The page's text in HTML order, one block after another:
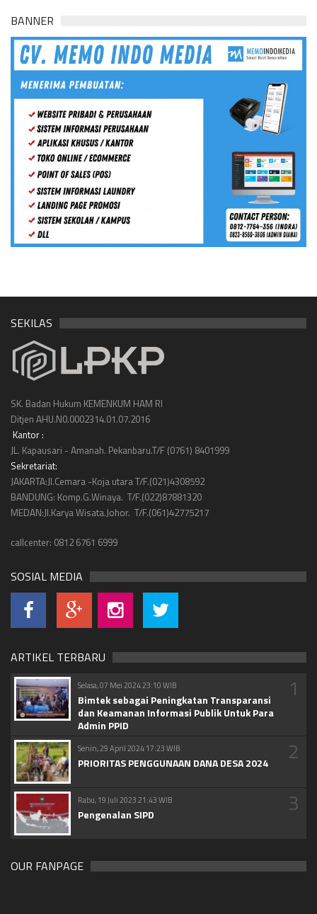
BANNER
SEKILAS
SK. Badan Hukum KEMENKUM HAM RI
Ditjen AHU.N0.0002314.01.07.2016
Kantor :
JL. Kapausari - Amanah. Pekanbaru.T/F (0761) 8401999
Sekretariat:
JAKARTA:Jl.Cemara -Koja utara T/F.(021)4308592
BANDUNG: Komp.G.Winaya. T/F.(022)87881320
MEDAN:Jl.Karya Wisata.Johor. T/F.(061)42775217
callcenter: 0812 6761 6999
SOSIAL MEDIA
ARTIKEL TERBARU
Selasa, 07 Mei 2024 23:10 WIB
Bimtek sebagai Peningkatan Transparansi
dan Keamanan Informasi Publik Untuk Para
Admin PPID
1
Senin, 29 April 2024 17:23 WIB
PRIORITAS PENGGUNAAN DANA DESA 2024 2
Rabu, 19 Juli 2023 21:43 WIB
Pengenalan SIPD 3
OUR FANPAGE